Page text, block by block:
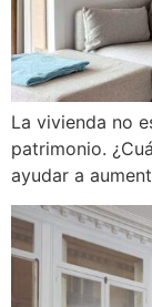
La vivienda no
patrimonio.
ayudar a